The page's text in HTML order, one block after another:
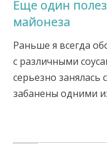
Еще один
майонеза
Раньше я всегда
с различными
серьезно
забанены одними